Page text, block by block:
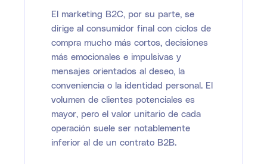
El marketing B2C, por su parte, se
dirige al consumidor final con ciclos de
compra mucho más cortos, decisiones
más emocionales e impulsivas y
mensajes orientados al deseo, la
conveniencia o la identidad personal. El
volumen de clientes potenciales es
mayor, pero el valor unitario de cada
operación suele ser notablemente
inferior al de un contrato B2B.